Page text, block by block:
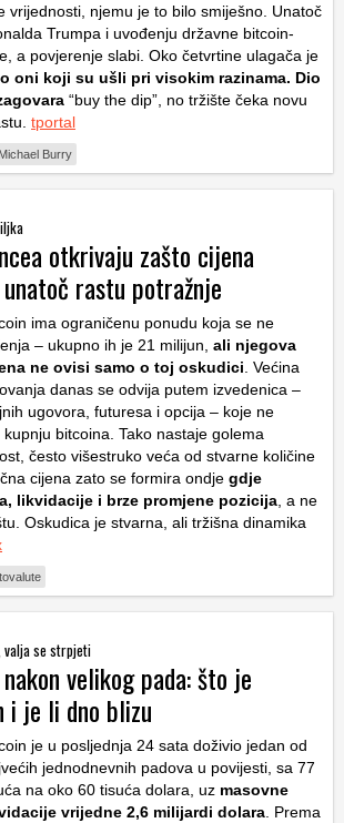
vrijednosti, njemu je to bilo smiješno. Unatoč
Trumpa i uvođenju državne bitcoin-
a povjerenje slabi. Oko četvrtine ulagača je
oni koji su ušli pri visokim razinama. Dio
“buy the dip”, no tržište čeka novu
tportal
Michael Burry
otkrivaju zašto cijena
rastu potražnje
ima ograničenu ponudu koja se ne
– ukupno ih je 21 milijun, ali njegova
ne ovisi samo o toj oskudici. Većina
danas se odvija putem izvedenica –
ugovora, futuresa i opcija – koje ne
bitcoina. Tako nastaje golema
često višestruko veća od stvarne količine
cijena zato se formira ondje gdje
likvidacije i brze promjene pozicija, a ne
Oskudica je stvarna, ali tržišna dinamika
valja se strpjeti
velikog pada: što je
i je li dno blizu
je u posljednja 24 sata doživio jedan od
jednodnevnih padova u povijesti, sa 77
na oko 60 tisuća dolara, uz masovne
vrijedne 2,6 milijardi dolara. Prema